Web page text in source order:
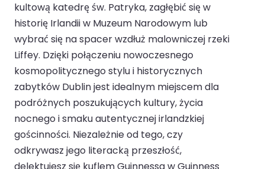
kultową katedrę św. Patryka, zagłębić się w
historię Irlandii w Muzeum Narodowym lub
wybrać się na spacer wzdłuż malowniczej rzeki
Liffey. Dzięki połączeniu nowoczesnego
kosmopolitycznego stylu i historycznych
zabytków Dublin jest idealnym miejscem dla
podróżnych poszukujących kultury, życia
nocnego i smaku autentycznej irlandzkiej
gościnności. Niezależnie od tego, czy
odkrywasz jego literacką przeszłość,